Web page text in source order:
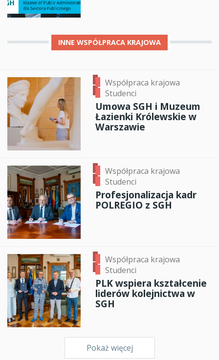
INNE WSPÓŁPRACA KRAJOWA
Współpraca krajowa
Studenci
Umowa SGH i Muzeum
Łazienki Królewskie w
Warszawie
Współpraca krajowa
Studenci
Profesjonalizacja kadr
POLREGIO z SGH
Współpraca krajowa
Studenci
PLK wspiera kształcenie
liderów kolejnictwa w
SGH
Pokaż więcej